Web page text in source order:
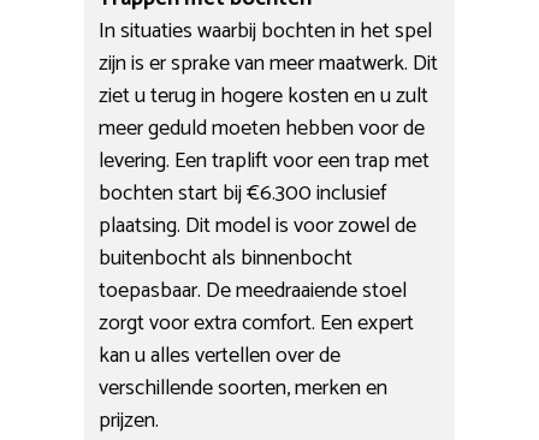
In situaties waarbij bochten in het spel
zijn is er sprake van meer maatwerk. Dit
ziet u terug in hogere kosten en u zult
meer geduld moeten hebben voor de
levering. Een traplift voor een trap met
bochten start bij €6.300 inclusief
plaatsing. Dit model is voor zowel de
buitenbocht als binnenbocht
toepasbaar. De meedraaiende stoel
zorgt voor extra comfort. Een expert
kan u alles vertellen over de
verschillende soorten, merken en
prijzen.